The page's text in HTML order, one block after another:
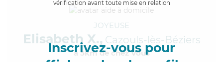
vérification avant toute mise en relation
Inscrivez-vous pour
JOYEUSE
Elisabeth X., Cazouls-lès-Béziers
à 5km de chez Vous